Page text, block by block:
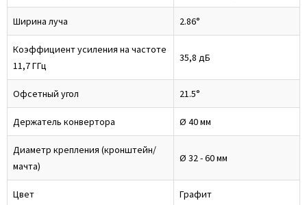
Ширина луча 2.86°
Коэффициент усиления на частоте
11,7 ГГц
35,8 дБ
Офсетный угол 21.5°
Держатель конвертора Ø 40 мм
Диаметр крепления (кронштейн/
мачта)
Ø 32 - 60 мм
Цвет Графит